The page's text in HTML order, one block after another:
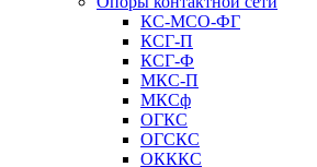
КС-МСО-ФГ
КСГ-П
КСГ-Ф
МКС-П
МКСф
ОГКС
ОГСКС
ОКККС